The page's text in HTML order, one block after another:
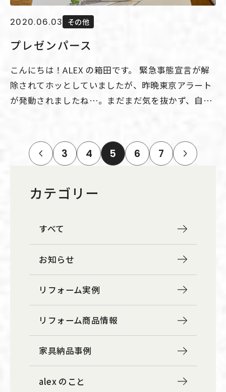
カテゴリー
すべて
お知らせ
リフォーム実例
リフォーム商品情報
家具納品事例
alex のこと
2020.06.03 その他
プレゼンパース
こんにちは！ALEX の箱田です。 緊急事態宣言が解
除されてホッとしていましたが、昨晩東京アラート
が発動されましたね…。まだまだ気を抜かず、自粛
介いたします。 リフォームのご提案をするときに図
面やサンプル、言葉の説明のみで完成形をイメージ
ます。そんな時は、手書きパースを使ってデザイン
です。 パースを書くと細かな納まりの確認にもなり
い提案に繋がります。 これからも分かりやすいプレ
す。暮らしのお悩み、何でもご相談くださいませ！
http://www.cosmodog.jp/gallery/Popularity.html
3 4 5 6 7